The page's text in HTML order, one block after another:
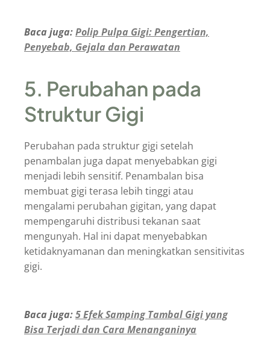
Baca juga:Polip Pulpa Gigi: Pengertian,
Penyebab, Gejala dan Perawatan
5. Perubahan pada
Struktur Gigi
Perubahan pada struktur gigi setelah
penambalan juga dapat menyebabkan gigi
menjadi lebih sensitif. Penambalan bisa
membuat gigi terasa lebih tinggi atau
mengalami perubahan gigitan, yang dapat
mempengaruhi distribusi tekanan saat
mengunyah. Hal ini dapat menyebabkan
ketidaknyamanan dan meningkatkan sensitivitas
gigi.
Baca juga:5 Efek Samping Tambal Gigi yang
Bisa Terjadi dan Cara Menanganinya